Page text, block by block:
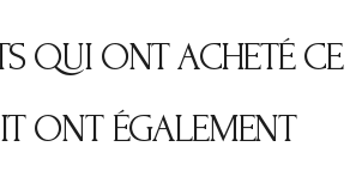
QUI ONT ACHETÉ CE
ONT ÉGALEMENT